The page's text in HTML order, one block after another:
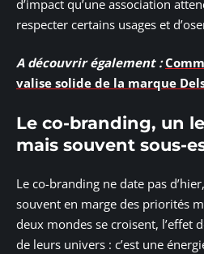
d’impact qu’une association
respecter certains usages et
A découvrir également :
valise solide de la marque
Le co-branding, un
mais souvent sous-
Le co-branding ne date pas
souvent en marge des priorités
deux mondes se croisent, l’effet
de leurs univers : c’est une